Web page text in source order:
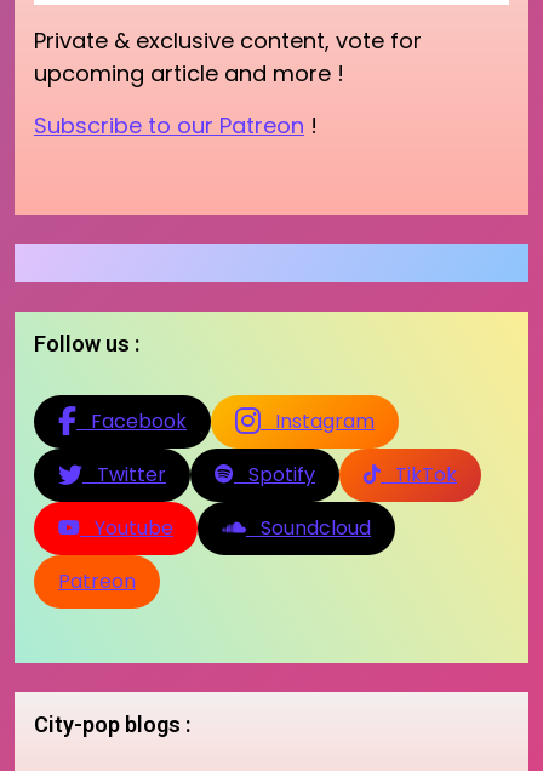
Private & exclusive content, vote for
upcoming article and more !
Subscribe to our Patreon !
Follow us :
Facebook
Instagram
Twitter
Spotify
TikTok
Youtube
Soundcloud
Patreon
City-pop blogs :